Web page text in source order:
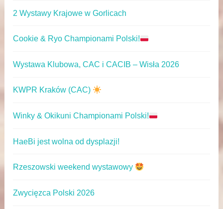
2 Wystawy Krajowe w Gorlicach
Cookie & Ryo Championami Polski!
Wystawa Klubowa, CAC i CACIB – Wisła 2026
KWPR Kraków (CAC)
Winky & Okikuni Championami Polski!
HaeBi jest wolna od dysplazji!
Rzeszowski weekend wystawowy
Zwycięzca Polski 2026